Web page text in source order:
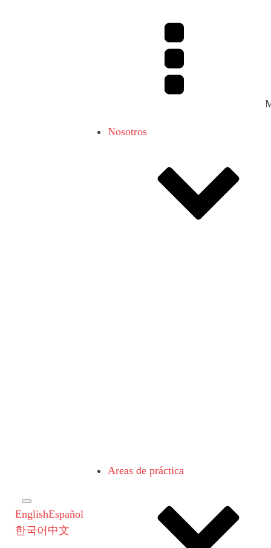
EnglishEspañol
한국어 中文
Nosotros
Areas de práctica